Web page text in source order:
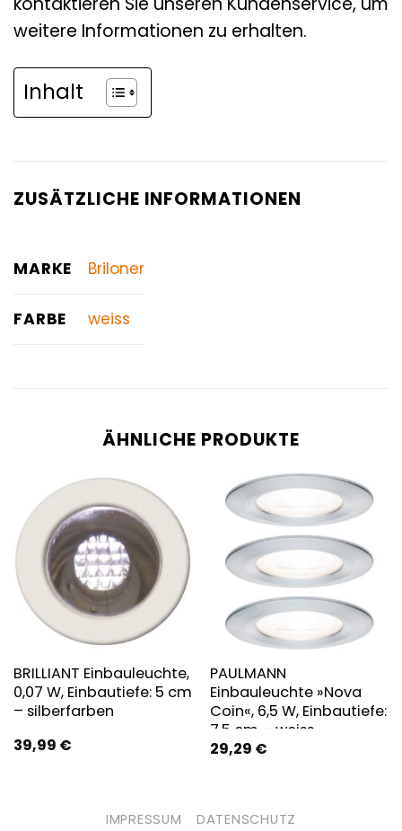
weitere Informationen zu erhalten.
Inhalt
ZUSÄTZLICHE INFORMATIONEN
MARKE Briloner
FARBE weiss
ÄHNLICHE PRODUKTE
BRILLIANT Einbauleuchte,
0,07 W, Einbautiefe: 5 cm
– silberfarben
39,99 €
PAULMANN
Einbauleuchte »Nova
Coin«, 6,5 W, Einbautiefe:
7,5 cm – weiss
29,29 €
IMPRESSUM DATENSCHUTZ